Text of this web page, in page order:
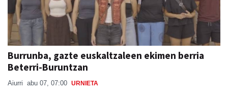
Burrunba, gazte euskaltzaleen ekimen berria
Beterri-Buruntzan
Aiurri abu 07, 07:00 URNIETA